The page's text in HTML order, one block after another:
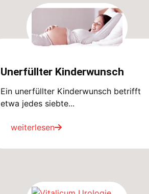
Unerfüllter Kinderwunsch
Ein unerfüllter Kinderwunsch betrifft
etwa jedes siebte...
weiterlesen